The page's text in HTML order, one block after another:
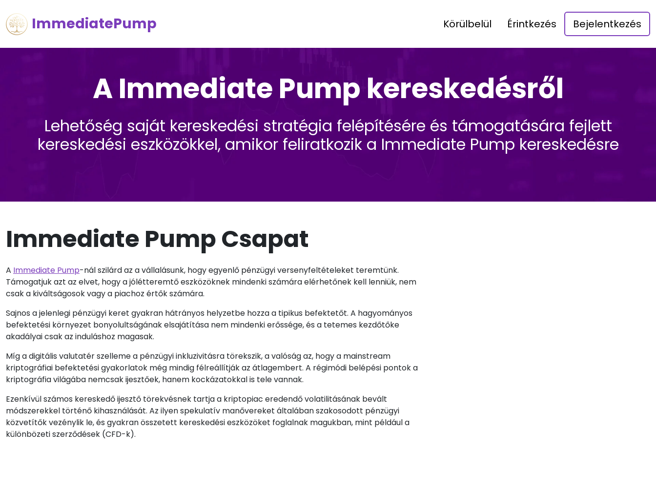
ImmediatePump Körülbelül Érintkezés Bejelentkezés
A Immediate Pump kereskedésről
Lehetőség saját kereskedési stratégia felépítésére és támogatására fejlett
kereskedési eszközökkel, amikor feliratkozik a Immediate Pump kereskedésre
Immediate Pump Csapat
A Immediate Pump-nál szilárd az a vállalásunk, hogy egyenlő pénzügyi versenyfeltételeket teremtünk.
Támogatjuk azt az elvet, hogy a jólétteremtő eszközöknek mindenki számára elérhetőnek kell lenniük, nem
csak a kiváltságosok vagy a piachoz értők számára.
Sajnos a jelenlegi pénzügyi keret gyakran hátrányos helyzetbe hozza a tipikus befektetőt. A hagyományos
befektetési környezet bonyolultságának elsajátítása nem mindenki erőssége, és a tetemes kezdőtőke
akadályai csak az induláshoz magasak.
Míg a digitális valutatér szelleme a pénzügyi inkluzivitásra törekszik, a valóság az, hogy a mainstream
kriptográfiai befektetési gyakorlatok még mindig félreállítják az átlagembert. A régimódi belépési pontok a
kriptográfia világába nemcsak ijesztőek, hanem kockázatokkal is tele vannak.
Ezenkívül számos kereskedő ijesztő törekvésnek tartja a kriptopiac eredendő volatilitásának bevált
módszerekkel történő kihasználását. Az ilyen spekulatív manővereket általában szakosodott pénzügyi
közvetítők vezénylik le, és gyakran összetett kereskedési eszközöket foglalnak magukban, mint például a
különbözeti szerződések (CFD-k).